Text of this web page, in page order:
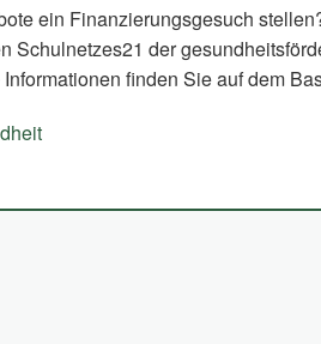
ein Finanzierungsgesuch
Schulnetzes21 der
finden Sie auf dem